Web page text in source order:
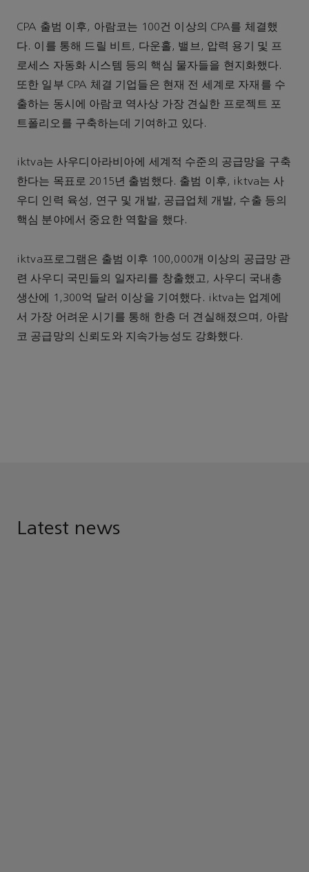
CPA 출범 이후, 아람코는 100건 이상의 CPA를 체결했
다. 이를 통해 드릴 비트, 다운홀, 밸브, 압력 용기 및 프
로세스 자동화 시스템 등의 핵심 물자들을 현지화했다.
또한 일부 CPA 체결 기업들은 현재 전 세계로 자재를 수
출하는 동시에 아람코 역사상 가장 견실한 프로젝트 포
트폴리오를 구축하는데 기여하고 있다.
iktva는 사우디아라비아에 세계적 수준의 공급망을 구축
한다는 목표로 2015년 출범했다. 출범 이후, iktva는 사
우디 인력 육성, 연구 및 개발, 공급업체 개발, 수출 등의
핵심 분야에서 중요한 역할을 했다.
iktva프로그램은 출범 이후 100,000개 이상의 공급망 관
련 사우디 국민들의 일자리를 창출했고, 사우디 국내총
생산에 1,300억 달러 이상을 기여했다. iktva는 업계에
서 가장 어려운 시기를 통해 한층 더 견실해졌으며, 아람
코 공급망의 신뢰도와 지속가능성도 강화했다.
Latest news